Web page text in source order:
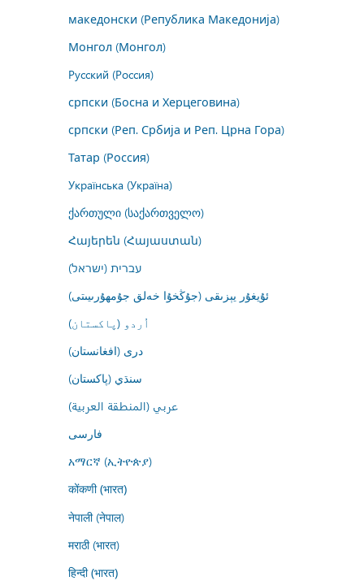
македонски (Република Македонија)
Монгол (Монгол)
Русский (Россия)
српски (Босна и Херцеговина)
српски (Реп. Србија и Реп. Црна Гора)
Татар (Россия)
Українська (Україна)
ქართული (საქართველო)
Հայերեն (Հայաստան)
עברית (ישראל)
ئۇيغۇر يېزىقى (جۇڭخۇا خەلق جۇمھۇرىيىتى)
اُردو (پاکستان)
درى (افغانستان)
سنڌي (پاکستان)
عربي (المنطقة العربية)
فارسى
አማርኛ (ኢትዮጵያ)
कोंकणी (भारत)
नेपाली (नेपाल)
मराठी (भारत)
हिन्दी (भारत)